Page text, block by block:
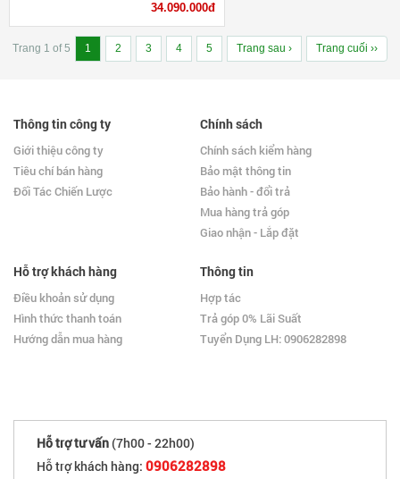
34.090.000đ
Trang 1 of 5 1 2 3 4 5 Trang sau › Trang cuối ››
Thông tin công ty
Giới thiệu công ty
Tiêu chí bán hàng
Đối Tác Chiến Lược
Chính sách
Chính sách kiểm hàng
Bảo mật thông tin
Bảo hành - đổi trả
Mua hàng trả góp
Giao nhận - Lắp đặt
Hỗ trợ khách hàng
Điều khoản sử dụng
Hình thức thanh toán
Hướng dẫn mua hàng
Thông tin
Hợp tác
Trả góp 0% Lãi Suất
Tuyển Dụng LH: 0906282898
Hỗ trợ tư vấn (7h00 - 22h00)
Hỗ trợ khách hàng: 0906282898